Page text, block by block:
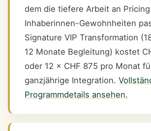
dem die tiefere Arbeit an
Inhaberinnen-Gewohnheiten
Signature VIP Transformation
12 Monate Begleitung) kostet
oder 12 × CHF 875 pro Monat
ganzjährige Integration.
Programmdetails ansehen.